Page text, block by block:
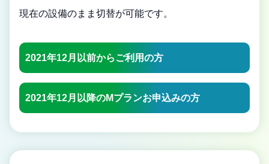
現在の設備のまま切替が可能です。
2021年12月以前からご利用の方
2021年12月以降のMプランお申込みの方